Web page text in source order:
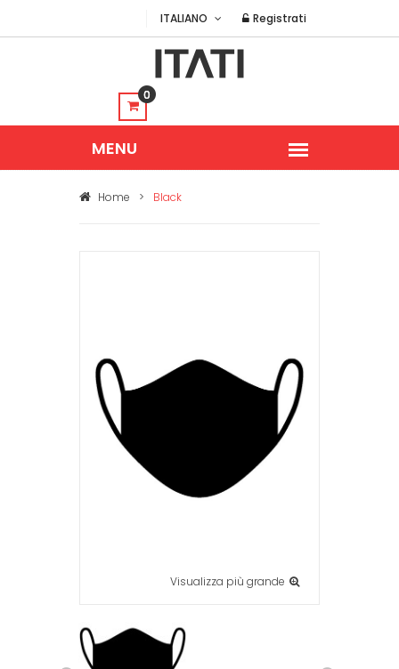
ITALIANO Registrati
0
Home > Black
Visualizza più grande